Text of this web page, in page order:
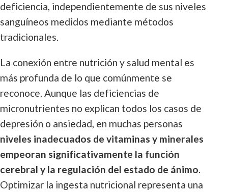
deficiencia, independientemente de sus niveles
sanguíneos medidos mediante métodos
tradicionales.
La conexión entre nutrición y salud mental es
más profunda de lo que comúnmente se
reconoce. Aunque las deficiencias de
micronutrientes no explican todos los casos de
depresión o ansiedad, en muchas personas
niveles inadecuados de vitaminas y minerales
empeoran significativamente la función
cerebral y la regulación del estado de ánimo.
Optimizar la ingesta nutricional representa una